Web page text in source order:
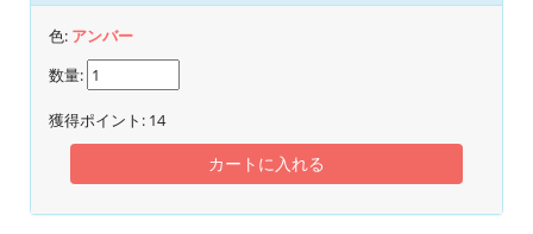
色: アンバー
数量:
獲得ポイント: 14
カートに入れる